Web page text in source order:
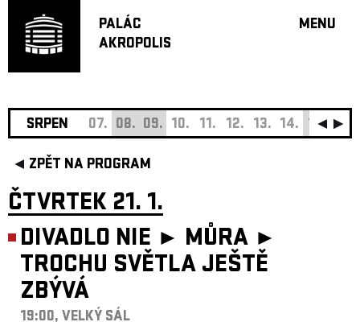
PALÁC
AKROPOLIS
MENU
JAZZ
SRPEN 07. 08. 09. 10. 11. 12. 13. 14. 15. 16.
ZPĚT NA PROGRAM
ČTVRTEK 21. 1.
DIVADLO NIE ► MŮRA ►
TROCHU SVĚTLA JEŠTĚ
ZBÝVÁ
19:00, VELKÝ SÁL